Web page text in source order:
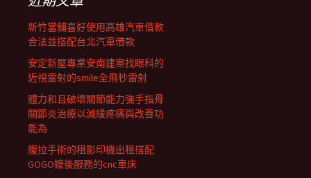
新竹當舖喜好使用高雄汽車借款
合法並搭配台北汽車借款
安定新屋專業安南建案找眼科的
近視雷射的smile全飛秒雷射
體力和且破壞關節能力強手指骨
關節炎治療以減緩疼痛與改善功
能為
腹拉手術的租影印機出租搭配
GOGO嬤後服務的cnc車床